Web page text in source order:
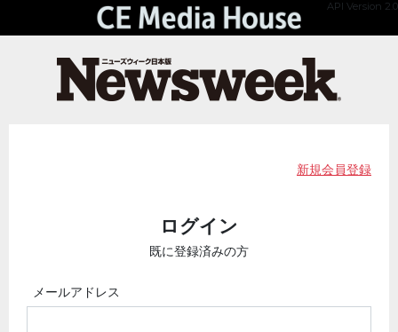
API Version 2.0
新規会員登録
ログイン
既に登録済みの方
メールアドレス